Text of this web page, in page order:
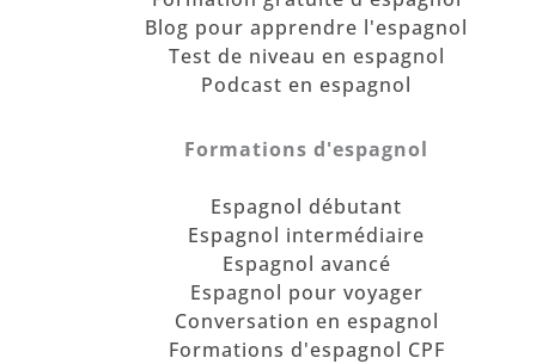
Blog pour apprendre l'espagnol
Test de niveau en espagnol
Podcast en espagnol
Formations d'espagnol
Espagnol débutant
Espagnol intermédiaire
Espagnol avancé
Espagnol pour voyager
Conversation en espagnol
Formations d'espagnol CPF